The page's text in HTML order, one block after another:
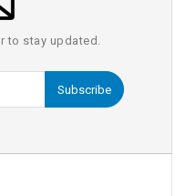
to stay updated.
Subscribe